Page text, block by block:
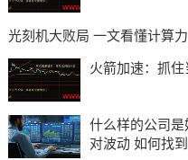
光刻机大败局 一文看懂计算
火箭加速：抓
什么样的公司
对波动 如何找